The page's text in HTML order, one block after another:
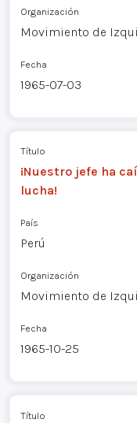
Organización
Movimiento de
Fecha
1965-07-03
Título
¡Nuestro jefe ha
lucha!
País
Perú
Organización
Movimiento de
Fecha
1965-10-25
Título